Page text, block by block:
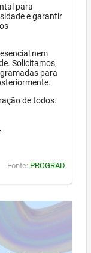
para
e garantir
nem
Solicitamos,
para
de todos.
Fonte: PROGRAD